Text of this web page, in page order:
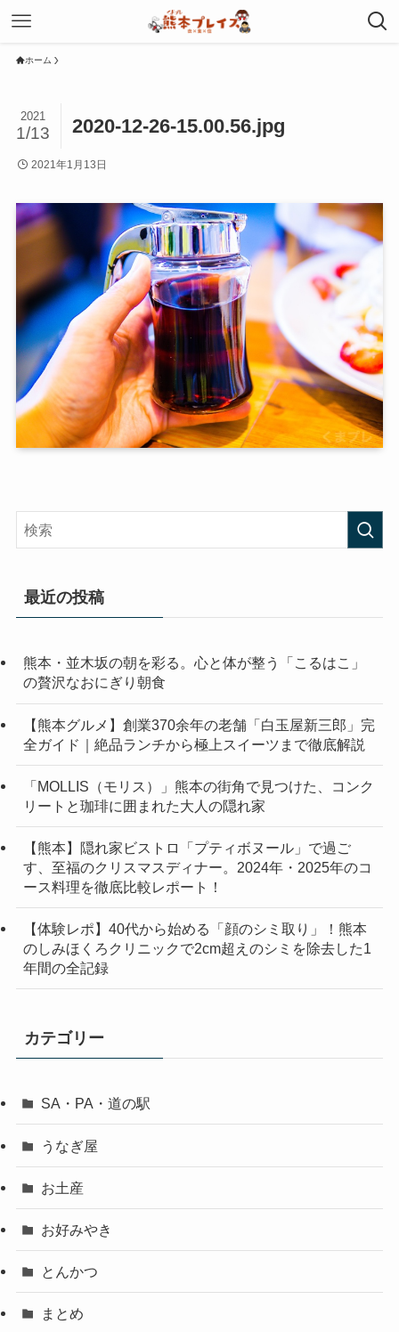
ホーム
2020-12-26-15.00.56.jpg
2021
1/13
2021年1月13日
最近の投稿
熊本・並木坂の朝を彩る。心と体が整う「こるはこ」
の贅沢なおにぎり朝食
【熊本グルメ】創業370余年の老舗「白玉屋新三郎」完
全ガイド｜絶品ランチから極上スイーツまで徹底解説
「MOLLIS（モリス）」熊本の街角で見つけた、コンク
リートと珈琲に囲まれた大人の隠れ家
【熊本】隠れ家ビストロ「プティボヌール」で過ご
す、至福のクリスマスディナー。2024年・2025年のコ
ース料理を徹底比較レポート！
【体験レポ】40代から始める「顔のシミ取り」！熊本
のしみほくろクリニックで2cm超えのシミを除去した1
年間の全記録
カテゴリー
SA・PA・道の駅
うなぎ屋
お土産
お好みやき
とんかつ
まとめ